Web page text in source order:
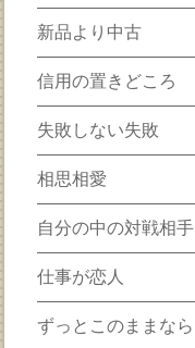
新品より中古
信用の置きどころ
失敗しない失敗
相思相愛
自分の中の対戦相手
仕事が恋人
ずっとこのままなら